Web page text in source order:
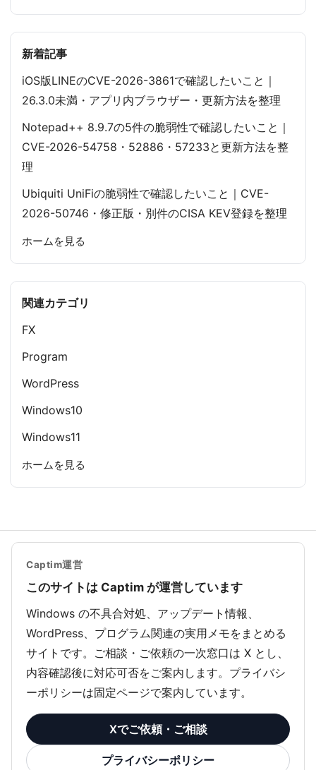
新着記事
iOS版LINEのCVE-2026-3861で確認したいこと｜
26.3.0未満・アプリ内ブラウザー・更新方法を整理
Notepad++ 8.9.7の5件の脆弱性で確認したいこと｜
CVE-2026-54758・52886・57233と更新方法を整
理
Ubiquiti UniFiの脆弱性で確認したいこと｜CVE-
2026-50746・修正版・別件のCISA KEV登録を整理
ホームを見る
関連カテゴリ
FX
Program
WordPress
Windows10
Windows11
ホームを見る
Captim運営
このサイトは Captim が運営しています
Windows の不具合対処、アップデート情報、
WordPress、プログラム関連の実用メモをまとめる
サイトです。ご相談・ご依頼の一次窓口は X とし、
内容確認後に対応可否をご案内します。プライバシ
ーポリシーは固定ページで案内しています。
Xでご依頼・ご相談
プライバシーポリシー